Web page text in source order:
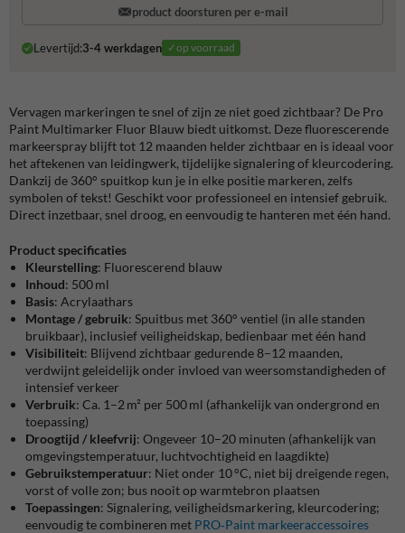
product doorsturen per e-mail
Levertijd:3-4 werkdagen ✓op voorraad
Vervagen markeringen te snel of zijn ze niet goed zichtbaar? De Pro
Paint Multimarker Fluor Blauw biedt uitkomst. Deze fluorescerende
markeerspray blijft tot 12 maanden helder zichtbaar en is ideaal voor
het aftekenen van leidingwerk, tijdelijke signalering of kleurcodering.
Dankzij de 360° spuitkop kun je in elke positie markeren, zelfs
symbolen of tekst! Geschikt voor professioneel en intensief gebruik.
Direct inzetbaar, snel droog, en eenvoudig te hanteren met één hand.
Product specificaties
Kleurstelling: Fluorescerend blauw
Inhoud: 500 ml
Basis: Acrylaathars
Montage / gebruik: Spuitbus met 360° ventiel (in alle standen
bruikbaar), inclusief veiligheidskap, bedienbaar met één hand
Visibiliteit: Blijvend zichtbaar gedurende 8–12 maanden,
verdwijnt geleidelijk onder invloed van weersomstandigheden of
intensief verkeer
Verbruik: Ca. 1–2 m² per 500 ml (afhankelijk van ondergrond en
toepassing)
Droogtijd / kleefvrij: Ongeveer 10–20 minuten (afhankelijk van
omgevingstemperatuur, luchtvochtigheid en laagdikte)
Gebruikstemperatuur: Niet onder 10 °C, niet bij dreigende regen,
vorst of volle zon; bus nooit op warmtebron plaatsen
Toepassingen: Signalering, veiligheidsmarkering, kleurcodering;
eenvoudig te combineren met PRO‑Paint markeeraccessoires